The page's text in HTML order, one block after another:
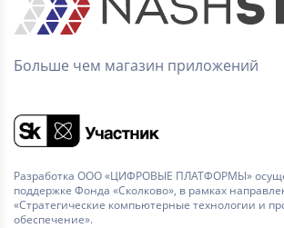
Больше чем магазин приложений
Разработка ООО «ЦИФРОВЫЕ ПЛАТФОРМЫ»
поддержке Фонда «Сколково», в рамках
«Стратегические компьютерные технологии и
обеспечение».